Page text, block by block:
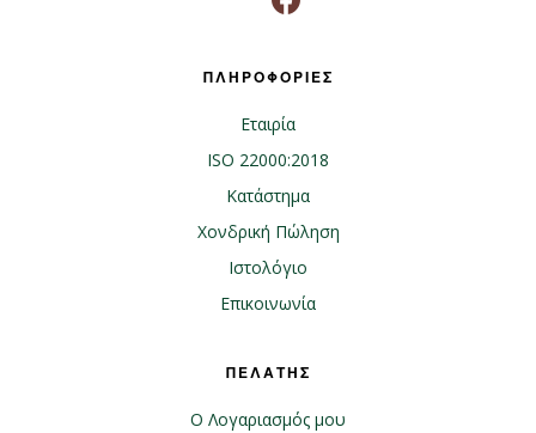
ΠΛΗΡΟΦΟΡΙΕΣ
Εταιρία
ISO 22000:2018
Κατάστημα
Χονδρική Πώληση
Ιστολόγιο
Επικοινωνία
ΠΕΛΑΤΗΣ
Ο Λογαριασμός μου